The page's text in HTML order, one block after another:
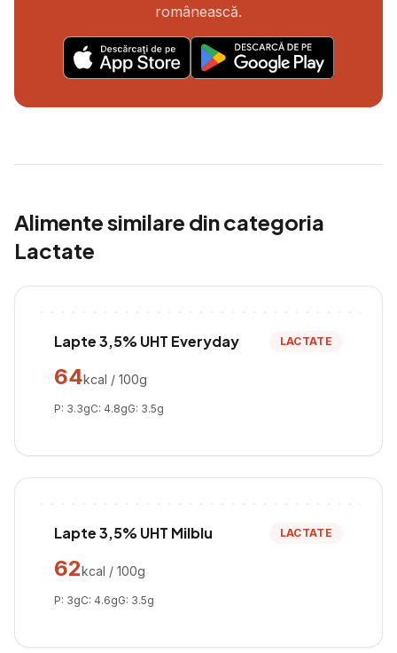
românească.
Alimente similare din categoria
Lactate
Lapte 3,5% UHT Everyday LACTATE
64kcal / 100g
P: 3.3gC: 4.8gG: 3.5g
Lapte 3,5% UHT Milblu LACTATE
62kcal / 100g
P: 3gC: 4.6gG: 3.5g